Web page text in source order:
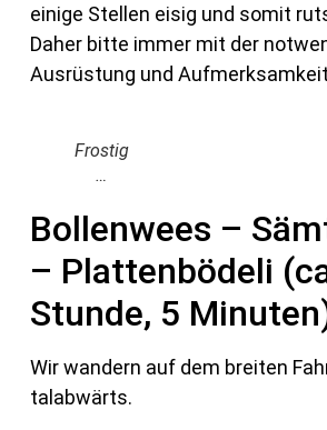
einige Stellen eisig und somit
Daher bitte immer mit der
Ausrüstung und
Frostig
…
Bollenwees –
– Plattenbödeli
Stunde, 5
Wir wandern auf dem breiten
talabwärts.